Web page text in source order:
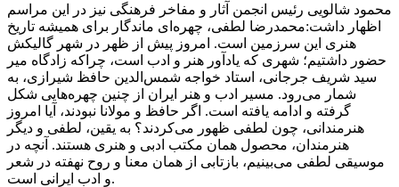
محمود شالویی رئیس انجمن آثار و مفاخر فرهنگی نیز در این مراسم
اظهار داشت:محمدرضا لطفی، چهره‌ای ماندگار برای همیشه تاریخ
هنری این سرزمین است. امروز پیش از ظهر در شهر گالیکش
حضور داشتیم؛ شهری که یادآور هنر و ادب است، چراکه زادگاه میر
سید شریف جرجانی، استاد خواجه شمس‌الدین حافظ شیرازی، به
شمار می‌رود. مسیر ادب و هنر ایران از چنین چهره‌هایی شکل
گرفته و ادامه یافته است. اگر حافظ و مولانا نبودند، آیا امروز
هنرمندانی، چون لطفی ظهور می‌کردند؟ به یقین، لطفی و دیگر
هنرمندان، محصول همان مکتب ادبی و هنری هستند. آنچه در
موسیقی لطفی می‌بینیم، بازتابی از همان معنا و روح نهفته در شعر
و ادب ایرانی است.